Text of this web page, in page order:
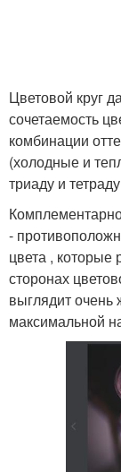
Цветовой круг
сочетаемость
комбинации
(холодные и
триаду и
-
цвета ,
сторонах
выглядит очень
максимальной